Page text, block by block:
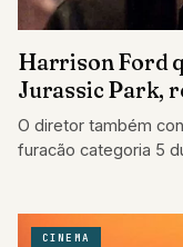
Harrison Ford
Jurassic Park,
O diretor também
furacão categoria 5
CINEMA